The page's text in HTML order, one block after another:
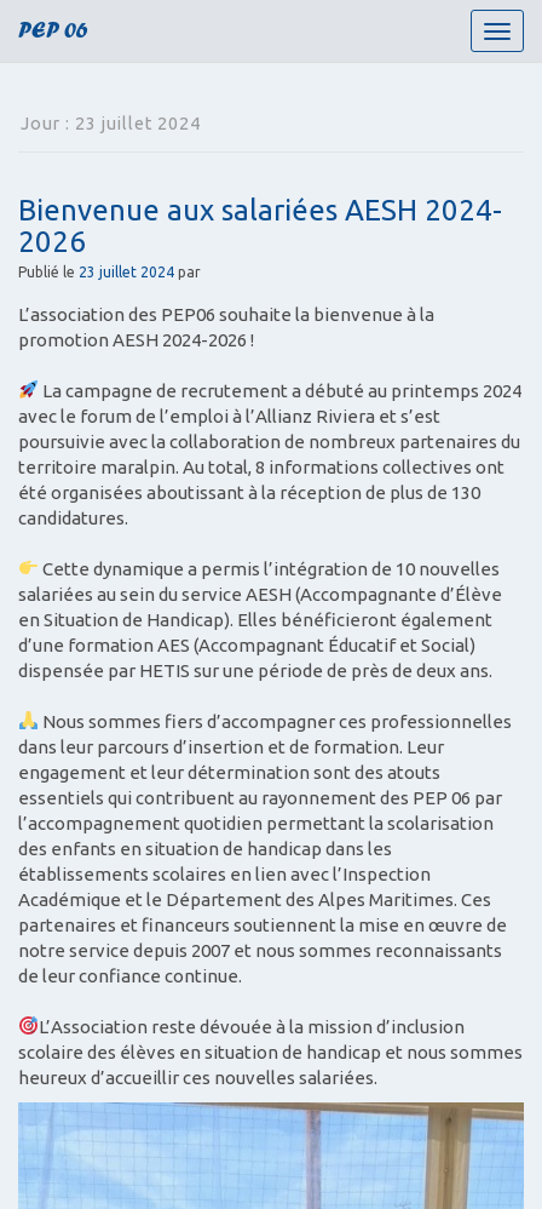
T
o
a
o
PEP 06
Jour : 23 juillet 2024
Bienvenue aux salariées AESH 2024-
2026
Publié le 23 juillet 2024 par
L’association des PEP06 souhaite la bienvenue à la
promotion AESH 2024-2026 !
La campagne de recrutement a débuté au printemps 2024
avec le forum de l’emploi à l’Allianz Riviera et s’est
poursuivie avec la collaboration de nombreux partenaires du
territoire maralpin. Au total, 8 informations collectives ont
été organisées aboutissant à la réception de plus de 130
candidatures.
Cette dynamique a permis l’intégration de 10 nouvelles
salariées au sein du service AESH (Accompagnante d’Élève
en Situation de Handicap). Elles bénéficieront également
d’une formation AES (Accompagnant Éducatif et Social)
dispensée par HETIS sur une période de près de deux ans.
Nous sommes fiers d’accompagner ces professionnelles
dans leur parcours d’insertion et de formation. Leur
engagement et leur détermination sont des atouts
essentiels qui contribuent au rayonnement des PEP 06 par
l’accompagnement quotidien permettant la scolarisation
des enfants en situation de handicap dans les
établissements scolaires en lien avec l’Inspection
Académique et le Département des Alpes Maritimes. Ces
partenaires et financeurs soutiennent la mise en œuvre de
notre service depuis 2007 et nous sommes reconnaissants
de leur confiance continue.
L’Association reste dévouée à la mission d’inclusion
scolaire des élèves en situation de handicap et nous sommes
heureux d’accueillir ces nouvelles salariées.